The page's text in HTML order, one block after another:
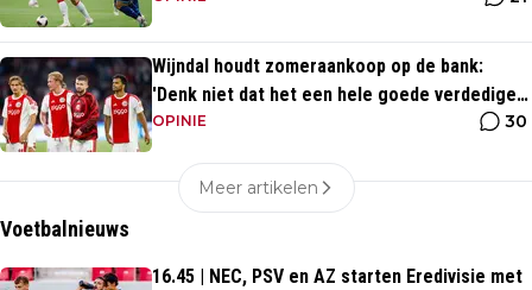
Wijndal houdt zomeraankoop op de bank:
'Denk niet dat het een hele goede verdediger
is'
OPINIE 30
Meer artikelen
Voetbalnieuws
16.45 | NEC, PSV en AZ starten Eredivisie met